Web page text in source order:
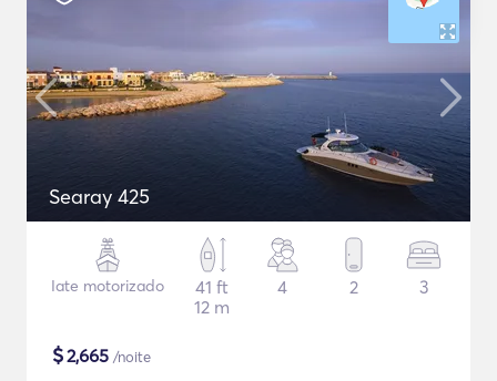
Searay 425
Iate motorizado
41 ft
12 m
4 2 3
$2,665 /noite